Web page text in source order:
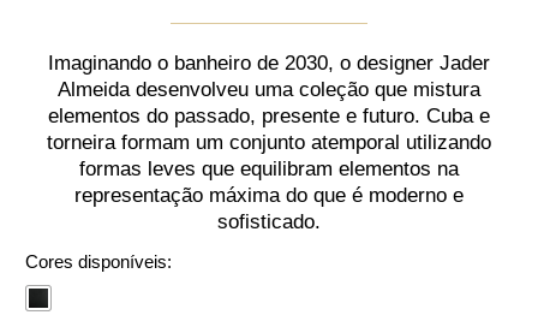
Imaginando o banheiro de 2030, o designer Jader
Almeida desenvolveu uma coleção que mistura
elementos do passado, presente e futuro. Cuba e
torneira formam um conjunto atemporal utilizando
formas leves que equilibram elementos na
representação máxima do que é moderno e
sofisticado.
Cores disponíveis: